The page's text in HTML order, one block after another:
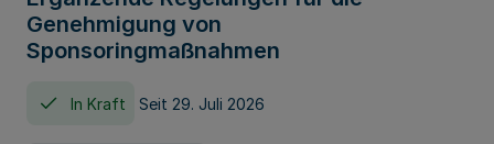
Genehmigung von
Sponsoringmaßnahmen
In Kraft Seit 29. Juli 2026